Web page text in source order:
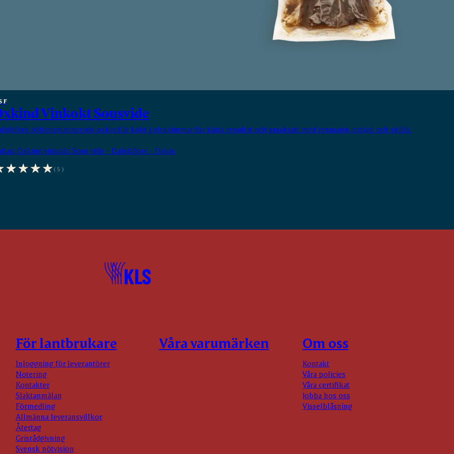
Vinkokt Sousvide
rödvinsmarinerade oxkind är kokt i elva timmar för bästa resultat och smaksatt med rosmarin, timjan och vitlök.
Oxkind vinkokt Sous vide - Dalsjöfors - Dabas
(5)
För lantbrukare
Inloggning för leverantörer
Notering
Kontakter
Slaktanmälan
Förmedling
Allmänna leveransvillkor
Återtag
Grisrådgivning
Svensk nötvision
Våra varumärken Om oss
Kontakt
Våra policies
Våra certifikat
Jobba hos oss
Visselblåsning